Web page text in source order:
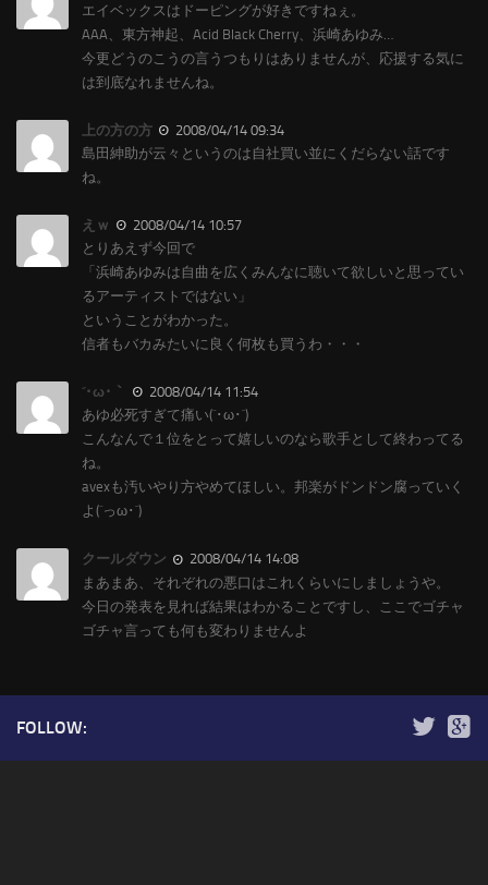
エイベックスはドーピングが好きですねぇ。
AAA、東方神起、Acid Black Cherry、浜崎あゆみ…
今更どうのこうの言うつもりはありませんが、応援する気に
は到底なれませんね。
上の方の方
2008/04/14 09:34
島田紳助が云々というのは自社買い並にくだらない話です
ね。
えｗ
2008/04/14 10:57
とりあえず今回で
「浜崎あゆみは自曲を広くみんなに聴いて欲しいと思ってい
るアーティストではない」
ということがわかった。
信者もバカみたいに良く何枚も買うわ・・・
´･ω･｀
2008/04/14 11:54
あゆ必死すぎて痛い(´･ω･`)
こんなんで１位をとって嬉しいのなら歌手として終わってる
ね。
avexも汚いやり方やめてほしい。邦楽がドンドン腐っていく
よ(´っω･`)
クールダウン
2008/04/14 14:08
まあまあ、それぞれの悪口はこれくらいにしましょうや。
今日の発表を見れば結果はわかることですし、ここでゴチャ
ゴチャ言っても何も変わりませんよ
FOLLOW: